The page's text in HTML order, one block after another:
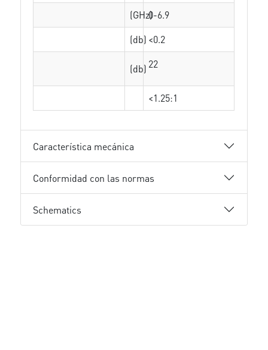
(GHz)0-6.9
(db) <0.2
(db) 22
<1.25:1
Característica mecánica
Conformidad con las normas
Schematics